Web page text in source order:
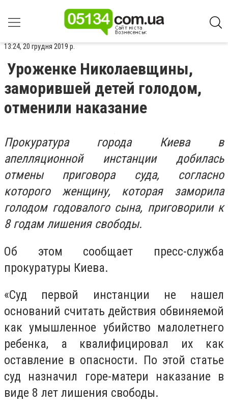
13:24, 20 грудня 2019 р.
Уроженке Николаевщины,
заморившей детей голодом,
отменили наказание
Прокуратура города Киева в
апелляционной инстанции добилась
отмены приговора суда, согласно
которого женщину, которая заморила
голодом годовалого сына, приговорили к
8 годам лишения свободы.
Об этом сообщает пресс-служба
прокуратуры Киева.
«Суд первой инстанции не нашел
оснований считать действия обвиняемой
как умышленное убийство малолетнего
ребенка, а квалифицировал их как
оставление в опасности. По этой статье
суд назначил горе-матери наказание в
виде 8 лет лишения свободы.